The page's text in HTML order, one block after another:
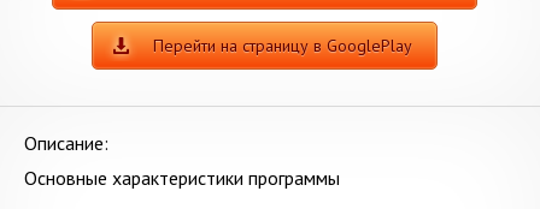
Перейти на страницу в GooglePlay
Описание:
Основные характеристики программы